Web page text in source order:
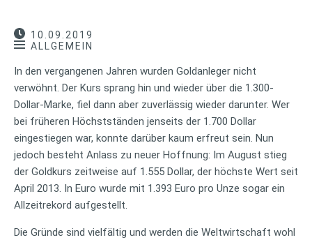
10.09.2019
ALLGEMEIN
In den vergangenen Jahren wurden Goldanleger nicht
verwöhnt. Der Kurs sprang hin und wieder über die 1.300-
Dollar-Marke, fiel dann aber zuverlässig wieder darunter. Wer
bei früheren Höchstständen jenseits der 1.700 Dollar
eingestiegen war, konnte darüber kaum erfreut sein. Nun
jedoch besteht Anlass zu neuer Hoffnung: Im August stieg
der Goldkurs zeitweise auf 1.555 Dollar, der höchste Wert seit
April 2013. In Euro wurde mit 1.393 Euro pro Unze sogar ein
Allzeitrekord aufgestellt.
Die Gründe sind vielfältig und werden die Weltwirtschaft wohl